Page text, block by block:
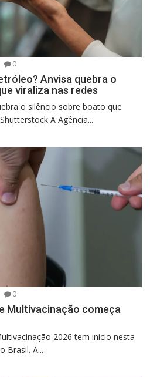
0
Anvisa quebra o
viraliza nas redes
o silêncio sobre boato que
A Agência...
0
Multivacinação começa
2026 tem início nesta
Brasil. A...